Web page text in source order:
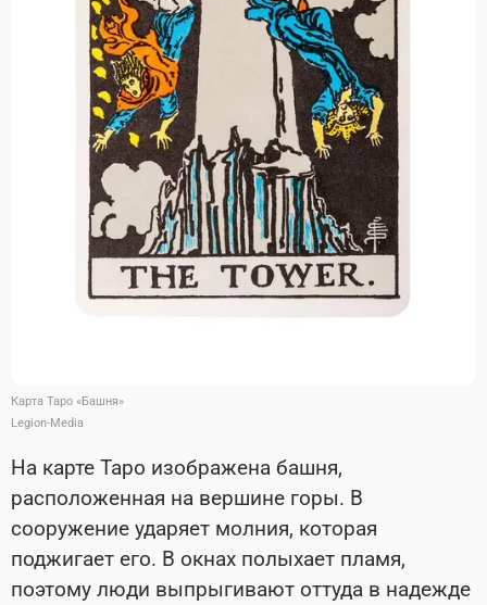
Карта Таро «Башня»
Legion-Media
На карте Таро изображена башня,
расположенная на вершине горы. В
сооружение ударяет молния, которая
поджигает его. В окнах полыхает пламя,
поэтому люди выпрыгивают оттуда в надежде